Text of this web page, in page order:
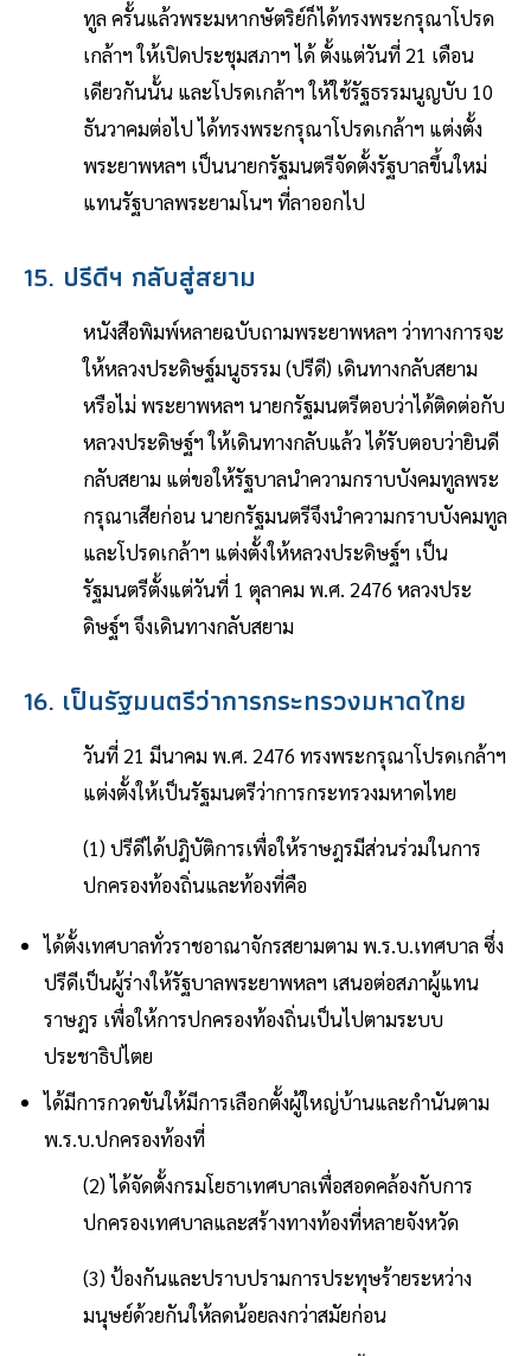
ทูล ครั้นแล้วพระมหากษัตริย์ก็ได้ทรงพระกรุณาโปรด
เกล้าฯ ให้เปิดประชุมสภาฯ ได้ ตั้งแต่วันที่ 21 เดือน
เดียวกันนั้น และโปรดเกล้าฯ ให้ใช้รัฐธรรมนูญบับ 10
ธันวาคมต่อไป ได้ทรงพระกรุณาโปรดเกล้าฯ แต่งตั้ง
พระยาพหลฯ เป็นนายกรัฐมนตรีจัดตั้งรัฐบาลขึ้นใหม่
แทนรัฐบาลพระยามโนฯ ที่ลาออกไป
15. ปรีดีฯ กลับสู่สยาม
หนังสือพิมพ์หลายฉบับถามพระยาพหลฯ ว่าทางการจะ
ให้หลวงประดิษฐ์มนูธรรม (ปรีดี) เดินทางกลับสยาม
หรือไม่ พระยาพหลฯ นายกรัฐมนตรีตอบว่าได้ติดต่อกับ
หลวงประดิษฐ์ฯ ให้เดินทางกลับแล้ว ได้รับตอบว่ายินดี
กลับสยาม แต่ขอให้รัฐบาลนำความกราบบังคมทูลพระ
กรุณาเสียก่อน นายกรัฐมนตรีจึงนำความกราบบังคมทูล
และโปรดเกล้าฯ แต่งตั้งให้หลวงประดิษฐ์ฯ เป็น
รัฐมนตรีตั้งแต่วันที่ 1 ตุลาคม พ.ศ. 2476 หลวงประ
ดิษฐ์ฯ จึงเดินทางกลับสยาม
16. เป็นรัฐมนตรีว่าการกระทรวงมหาดไทย
วันที่ 21 มีนาคม พ.ศ. 2476 ทรงพระกรุณาโปรดเกล้าฯ
แต่งตั้งให้เป็นรัฐมนตรีว่าการกระทรวงมหาดไทย
(1) ปรีดีได้ปฎิบัติการเพื่อให้ราษฎรมีส่วนร่วมในการ
ปกครองท้องถิ่นและท้องที่คือ
ได้ตั้งเทศบาลทั่วราชอาณาจักรสยามตาม พ.ร.บ.เทศบาล ซึ่ง
ปรีดีเป็นผู้ร่างให้รัฐบาลพระยาพหลฯ เสนอต่อสภาผู้แทน
ราษฎร เพื่อให้การปกครองท้องถิ่นเป็นไปตามระบบ
ประชาธิปไตย
ได้มีการกวดขันให้มีการเลือกตั้งผู้ใหญ่บ้านและกำนันตาม
พ.ร.บ.ปกครองท้องที่
(2) ได้จัดตั้งกรมโยธาเทศบาลเพื่อสอดคล้องกับการ
ปกครองเทศบาลและสร้างทางท้องที่หลายจังหวัด
(3) ป้องกันและปราบปรามการประทุษร้ายระหว่าง
มนุษย์ด้วยกันให้ลดน้อยลงกว่าสมัยก่อน